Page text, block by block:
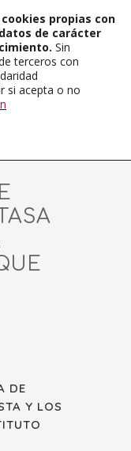
DE
Y LOS
propias con
de carácter
Sin
terceros con
si acepta o no